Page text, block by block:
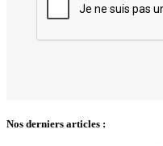
Nos derniers articles :